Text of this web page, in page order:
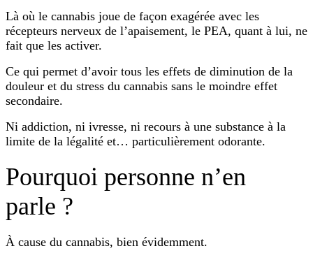
Là où le cannabis joue de façon exagérée avec les
récepteurs nerveux de l’apaisement, le PEA, quant à lui, ne
fait que les activer.
Ce qui permet d’avoir tous les effets de diminution de la
douleur et du stress du cannabis sans le moindre effet
secondaire.
Ni addiction, ni ivresse, ni recours à une substance à la
limite de la légalité et… particulièrement odorante.
Pourquoi personne n’en
parle ?
À cause du cannabis, bien évidemment.